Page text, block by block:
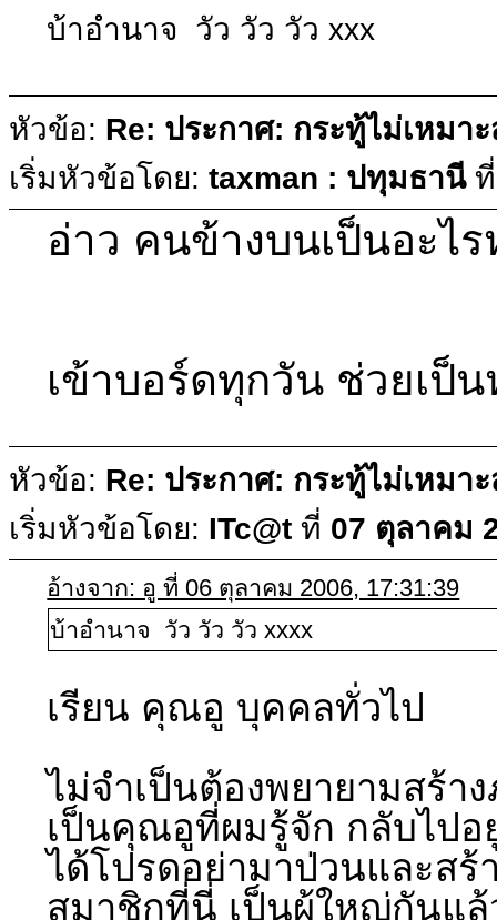
บ้าอำนาจ วัว วัว วัว xxx
หัวข้อ: Re: ประกาศ: กระทู้ไม่เหมา
เริ่มหัวข้อโดย: taxman : ปทุมธานี
อ่าว คนข้างบนเป็นอะไ
เข้าบอร์ดทุกวัน ช่วยเป็
หัวข้อ: Re: ประกาศ: กระทู้ไม่เหมา
เริ่มหัวข้อโดย: ITc@t ที่ 07 ตุลาคม
อ้างจาก: อู ที่ 06 ตุลาคม 2006, 17:31:39
บ้าอำนาจ วัว วัว วัว xxxx
เรียน คุณอู บุคคลทั่วไป
ไม่จำเป็นต้องพยายามสร้
เป็นคุณอูที่ผมรู้จัก กลับไป
ได้โปรดอย่ามาป่วนและสร้
สมาชิกที่นี่ เป็นผู้ใหญ่กันแ